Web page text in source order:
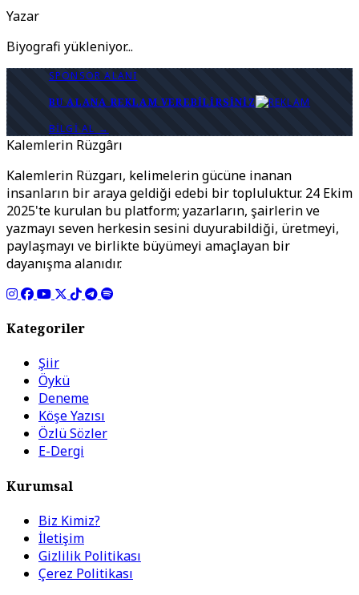
Yazar
Biyografi yükleniyor...
SPONSOR ALANI
BU ALANA REKLAM VEREBILIRSINIZ
BILGI AL →
Kalemlerin Rüzgârı
Kalemlerin Rüzgarı, kelimelerin gücüne inanan
insanların bir araya geldiği edebi bir topluluktur. 24 Ekim
2025'te kurulan bu platform; yazarların, şairlerin ve
yazmayı seven herkesin sesini duyurabildiği, üretmeyi,
paylaşmayı ve birlikte büyümeyi amaçlayan bir
dayanışma alanıdır.
Kategoriler
Şiir
Öykü
Deneme
Köşe Yazısı
Özlü Sözler
E-Dergi
Kurumsal
Biz Kimiz?
İletişim
Gizlilik Politikası
Çerez Politikası